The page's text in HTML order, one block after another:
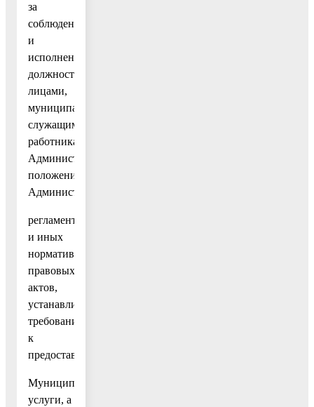
за
соблюдением
и
исполнением
должностными
лицами,
муниципальными
служащими,
работниками
Администрации
положений
Административного
регламента
и иных
нормативных
правовых
актов,
устанавливающих
требования
к
предоставлению
Муниципальной
услуги, а